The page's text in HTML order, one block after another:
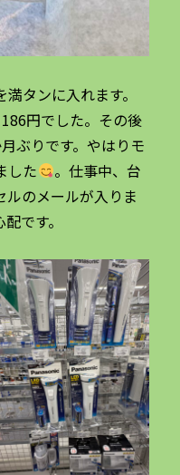
タンに入れます。
円でした。その後
ぶりです。やはりモ
した
。仕事中、台
ルのメールが入りま
です。